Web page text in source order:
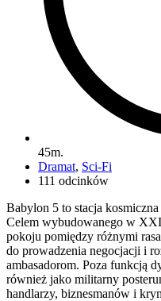
45m.
Dramat, Sci-Fi
111 odcinków
Babylon 5 to stacja
Celem wybudowanego w
pokoju pomiędzy różnymi
do prowadzenia negocjacji i
ambasadorom. Poza funkcją
również jako militarny
handlarzy, biznesmanów i